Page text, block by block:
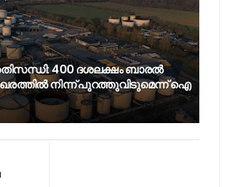
400 ദശലക്ഷം ബാരൽ
നിന്ന് പുറത്തുവിടുമെന്ന് ഐ